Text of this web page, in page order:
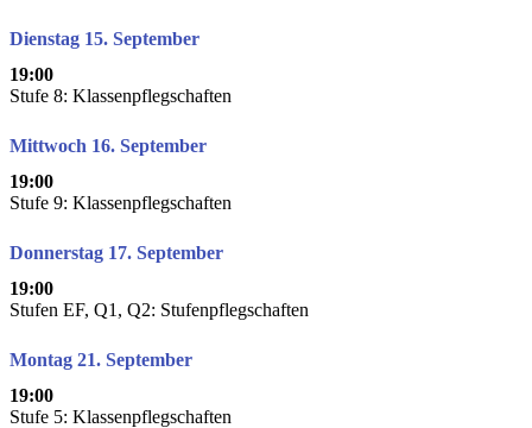
Dienstag 15. September
19:00
Stufe 8: Klassenpflegschaften
Mittwoch 16. September
19:00
Stufe 9: Klassenpflegschaften
Donnerstag 17. September
19:00
Stufen EF, Q1, Q2: Stufenpflegschaften
Montag 21. September
19:00
Stufe 5: Klassenpflegschaften